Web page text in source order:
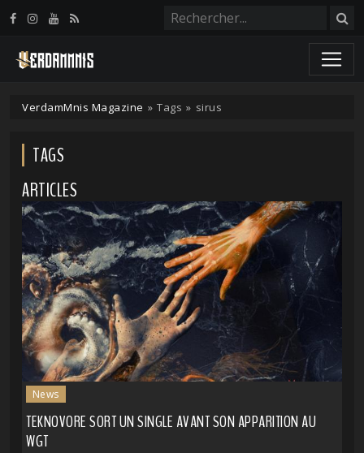
VerdamMnis Magazine » Tags » sirus
TAGS
ARTICLES
News
TEKNOVORE SORT UN SINGLE AVANT SON APPARITION AU
WGT
Panneau de gestion des cookies